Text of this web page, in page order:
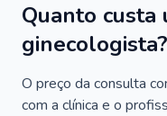
Quanto custa
ginecologista?
O preço da consulta
com a clínica e o